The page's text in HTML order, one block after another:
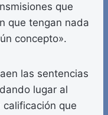
que
que tengan nada
concepto».
las sentencias
lugar al
que